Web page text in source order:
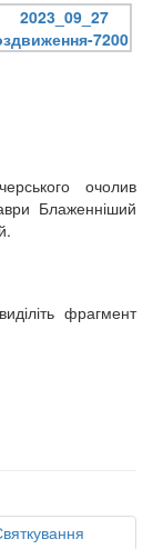
очолив
Блаженніший
фрагмент